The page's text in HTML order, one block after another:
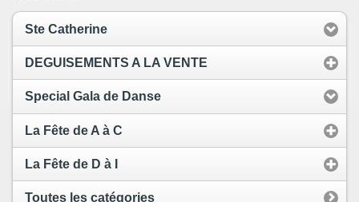
Ste Catherine
DEGUISEMENTS A LA VENTE
Special Gala de Danse
La Fête de A à C
La Fête de D à I
Toutes les catégories